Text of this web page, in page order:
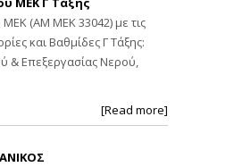
ΜΕΚ (ΑΜ ΜΕΚ 33042) με τις
και Βαθμίδες Γ Τάξης:
& Επεξεργασίας Νερού,
[Read more]